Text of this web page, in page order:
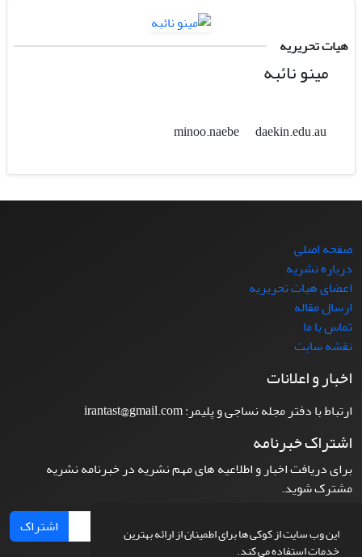
این وب سایت از کوکی ها برای اطمینان از ارائه بهترین
خدمات استفاده می کند.
هیات تحریریه
مینو نائبه
daekin.edu.au
صفحه اصلی
درباره نشریه
اعضای هیات تحریریه
ارسال مقاله
تماس با ما
نقشه سایت
اخبار و اعلانات
ارتباط با دفتر مجله نساجی و پلیمر: irantast@gmail.com
اشتراک خبرنامه
برای دریافت اخبار و اطلاعیه های مهم نشریه در خبرنامه نشریه
مشترک شوید.
اشتراک